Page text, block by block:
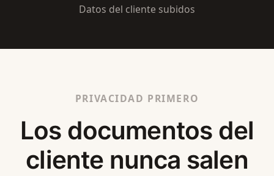
Datos del cliente subidos
PRIVACIDAD PRIMERO
Los documentos del
cliente nunca salen